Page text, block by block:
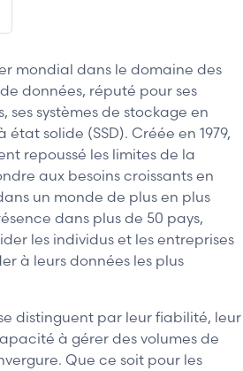
mondial dans le domaine des
données, réputé pour ses
ses systèmes de stockage en
état solide (SSD). Créée en 1979,
repoussé les limites de la
aux besoins croissants en
un monde de plus en plus
dans plus de 50 pays,
les individus et les entreprises
à leurs données les plus
distinguent par leur fiabilité, leur
à gérer des volumes de
Que ce soit pour les